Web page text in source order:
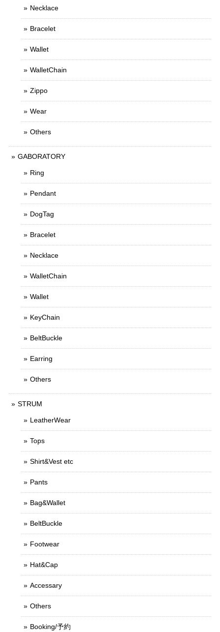
Necklace
Bracelet
Wallet
WalletChain
Zippo
Wear
Others
GABORATORY
Ring
Pendant
DogTag
Bracelet
Necklace
WalletChain
Wallet
KeyChain
BeltBuckle
Earring
Others
STRUM
LeatherWear
Tops
Shirt&Vest etc
Pants
Bag&Wallet
BeltBuckle
Footwear
Hat&Cap
Accessary
Others
Booking/予約